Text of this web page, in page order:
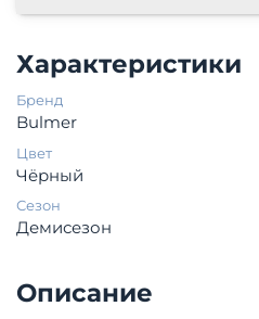
Характеристики
Бренд
Bulmer
Цвет
Чёрный
Сезон
Демисезон
Описание